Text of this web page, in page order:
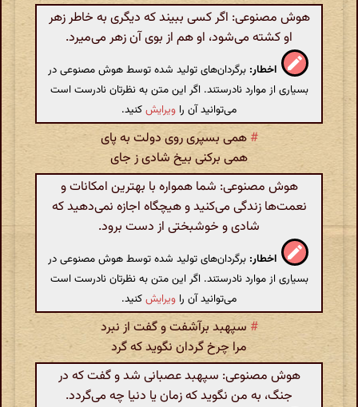
هوش مصنوعی: اگر کسی ببیند که دیگری به خاطر زهر
او کشته می‌شود، او هم از بوی آن زهر می‌میرد.
اخطار: برگردان‌های تولید شده توسط هوش مصنوعی در
بسیاری از موارد نادرستند. اگر این متن به نظرتان نادرست است
می‌توانید آن را ویرایشکنید.
# همی بسپری روی دولت به پای
همی برکنی بیخ شادی ز جای
هوش مصنوعی: شما همواره با بهترین امکانات و
نعمت‌ها زندگی می‌کنید و هیچگاه اجازه نمی‌دهید که
شادی و خوشبختی از دست برود.
اخطار: برگردان‌های تولید شده توسط هوش مصنوعی در
بسیاری از موارد نادرستند. اگر این متن به نظرتان نادرست است
می‌توانید آن را ویرایشکنید.
# سپهبد برآشفت و گفت از نبرد
مرا چرخ گردان نگوید که گرد
هوش مصنوعی: سپهبد عصبانی شد و گفت که در
جنگ، به من نگوید که زمان یا دنیا چه می‌گردد.